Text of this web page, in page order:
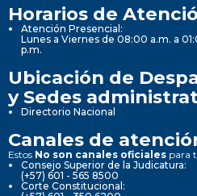
Horarios de
Atención Presencial:
Lunes a Viernes de 08:00 a.m. a
p.m.
Ubicación de
y Sedes
Directorio Nacional
Canales de
Estos No son canales oficiales para
Consejo Superior de la Judicatura:
(+57) 601 - 565 8500
Corte Constitucional: